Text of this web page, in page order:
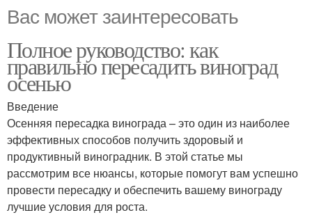
Вас может заинтересовать
Полное руководство: как
правильно пересадить виноград
осенью
Введение
Осенняя пересадка винограда – это один из наиболее
эффективных способов получить здоровый и
продуктивный виноградник. В этой статье мы
рассмотрим все нюансы, которые помогут вам успешно
провести пересадку и обеспечить вашему винограду
лучшие условия для роста.